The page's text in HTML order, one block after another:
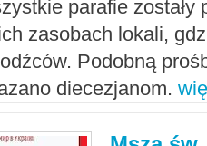
parafie zostały
zasobach lokali,
Podobną
diecezjanom.